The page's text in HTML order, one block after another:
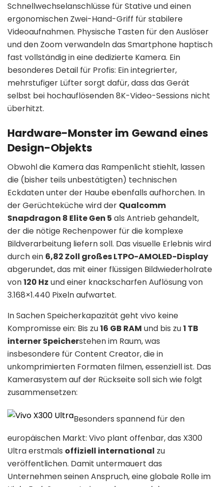
Schnellwechselanschlüsse für Stative und einen
ergonomischen Zwei-Hand-Griff für stabilere
Videoaufnahmen. Physische Tasten für den Auslöser
und den Zoom verwandeln das Smartphone haptisch
fast vollständig in eine dedizierte Kamera. Ein
besonderes Detail für Profis: Ein integrierter,
mehrstufiger Lüfter sorgt dafür, dass das Gerät
selbst bei hochauflösenden 8K-Video-Sessions nicht
überhitzt.
Hardware-Monster im Gewand eines
Design-Objekts
Obwohl die Kamera das Rampenlicht stiehlt, lassen
die (bisher teils unbestätigten) technischen
Eckdaten unter der Haube ebenfalls aufhorchen. In
der Gerüchteküche wird der Qualcomm
Snapdragon 8 Elite Gen 5 als Antrieb gehandelt,
der die nötige Rechenpower für die komplexe
Bildverarbeitung liefern soll. Das visuelle Erlebnis wird
durch ein 6,82 Zoll großes LTPO-AMOLED-Display
abgerundet, das mit einer flüssigen Bildwiederholrate
von120 Hz und einer knackscharfen Auflösung von
3.168×1.440 Pixeln aufwartet.
In Sachen Speicherkapazität geht vivo keine
Kompromisse ein: Bis zu16 GB RAM und bis zu1 TB
interner Speicherstehen im Raum, was
insbesondere für Content Creator, die in
unkomprimierten Formaten filmen, essenziell ist. Das
Kamerasystem auf der Rückseite soll sich wie folgt
zusammensetzen:
Besonders spannend für den
europäischen Markt: Vivo plant offenbar, das X300
Ultra erstmals offiziell international zu
veröffentlichen. Damit untermauert das
Unternehmen seinen Anspruch, eine globale Rolle im